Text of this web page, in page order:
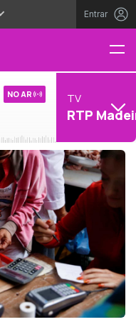
Entrar
NO AR TV
RTP